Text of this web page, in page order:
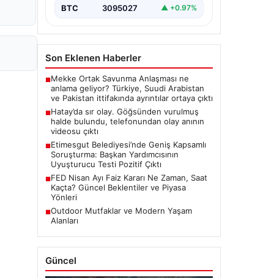
BTC 3095027 ▲ +0.97%
Son Eklenen Haberler
■Mekke Ortak Savunma Anlaşması ne
anlama geliyor? Türkiye, Suudi Arabistan
ve Pakistan ittifakında ayrıntılar ortaya çıktı
■Hatay’da sır olay. Göğsünden vurulmuş
halde bulundu, telefonundan olay anının
videosu çıktı
■Etimesgut Belediyesi’nde Geniş Kapsamlı
Soruşturma: Başkan Yardımcısının
Uyuşturucu Testi Pozitif Çıktı
■FED Nisan Ayı Faiz Kararı Ne Zaman, Saat
Kaçta? Güncel Beklentiler ve Piyasa
Yönleri
■Outdoor Mutfaklar ve Modern Yaşam
Alanları
Güncel